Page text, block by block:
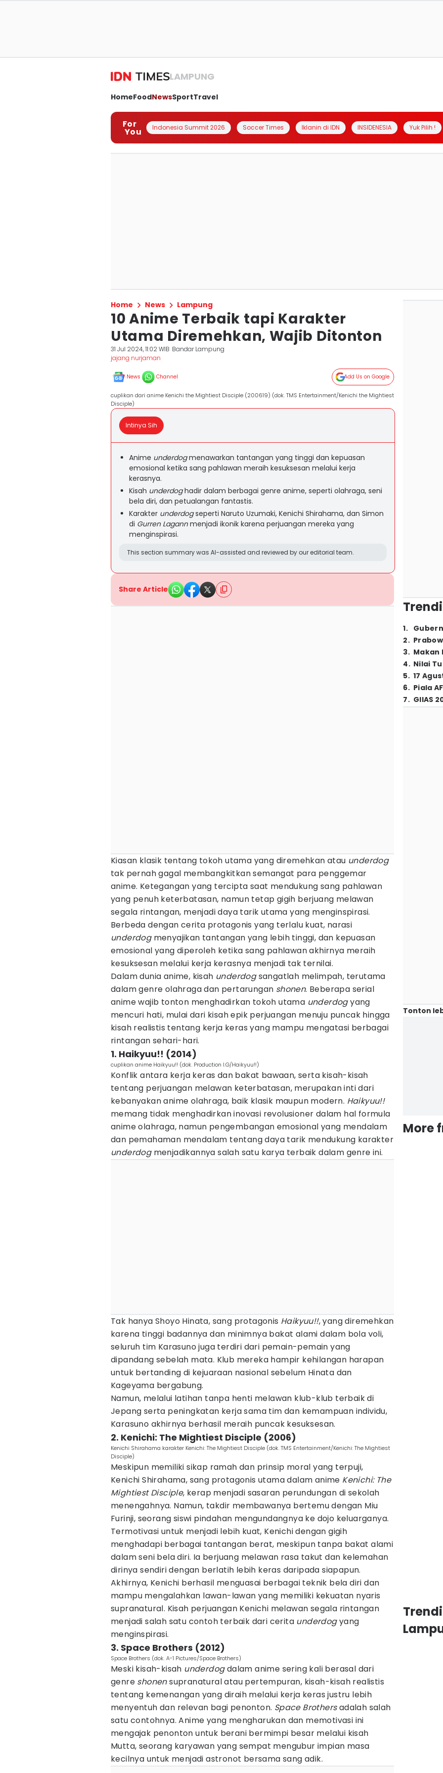
LAMPUNG
HomeFoodNewsSportTravel
For
You Indonesia Summit 2026 Soccer Times Iklanin di IDN INSIDENESIA Yuk Pilih !
Home News Lampung
10 Anime Terbaik tapi Karakter
Utama Diremehkan, Wajib Ditonton
31 Jul 2024, 11:02 WIB Bandar Lampung
jajang nurjaman
News Channel Add Us on Google
cuplikan dari anime Kenichi the Mightiest Disciple (200619) (dok. TMS Entertainment/Kenichi the Mightiest
Disciple)
Intinya Sih
Anime underdogmenawarkan tantangan yang tinggi dan kepuasan
emosional ketika sang pahlawan meraih kesuksesan melalui kerja
kerasnya.
Kisah underdoghadir dalam berbagai genre anime, seperti olahraga, seni
bela diri, dan petualangan fantastis.
Karakter underdogseperti Naruto Uzumaki, Kenichi Shirahama, dan Simon
di Gurren Lagannmenjadi ikonik karena perjuangan mereka yang
menginspirasi.
This section summary was AI-assisted and reviewed by our editorial team.
Share Article
Kiasan klasik tentang tokoh utama yang diremehkan atau underdog
tak pernah gagal membangkitkan semangat para penggemar
anime. Ketegangan yang tercipta saat mendukung sang pahlawan
yang penuh keterbatasan, namun tetap gigih berjuang melawan
segala rintangan, menjadi daya tarik utama yang menginspirasi.
Berbeda dengan cerita protagonis yang terlalu kuat, narasi
underdogmenyajikan tantangan yang lebih tinggi, dan kepuasan
emosional yang diperoleh ketika sang pahlawan akhirnya meraih
kesuksesan melalui kerja kerasnya menjadi tak ternilai.
Dalam dunia anime, kisah underdogsangatlah melimpah, terutama
dalam genre olahraga dan pertarungan shonen. Beberapa serial
anime wajib tonton menghadirkan tokoh utama underdogyang
mencuri hati, mulai dari kisah epik perjuangan menuju puncak hingga
kisah realistis tentang kerja keras yang mampu mengatasi berbagai
rintangan sehari-hari.
1. Haikyuu!! (2014)
cuplikan anime Haikyuu!! (dok. Production I.G/Haikyuu!!)
Konflik antara kerja keras dan bakat bawaan, serta kisah-kisah
tentang perjuangan melawan keterbatasan, merupakan inti dari
kebanyakan anime olahraga, baik klasik maupun modern. Haikyuu!!
memang tidak menghadirkan inovasi revolusioner dalam hal formula
anime olahraga, namun pengembangan emosional yang mendalam
dan pemahaman mendalam tentang daya tarik mendukung karakter
underdogmenjadikannya salah satu karya terbaik dalam genre ini.
Tak hanya Shoyo Hinata, sang protagonis Haikyuu!!, yang diremehkan
karena tinggi badannya dan minimnya bakat alami dalam bola voli,
seluruh tim Karasuno juga terdiri dari pemain-pemain yang
dipandang sebelah mata. Klub mereka hampir kehilangan harapan
untuk bertanding di kejuaraan nasional sebelum Hinata dan
Kageyama bergabung.
Namun, melalui latihan tanpa henti melawan klub-klub terbaik di
Jepang serta peningkatan kerja sama tim dan kemampuan individu,
Karasuno akhirnya berhasil meraih puncak kesuksesan.
2. Kenichi: The Mightiest Disciple (2006)
Kenichi Shirahama karakter Kenichi: The Mightiest Disciple (dok. TMS Entertainment/Kenichi: The Mightiest
Disciple)
Meskipun memiliki sikap ramah dan prinsip moral yang terpuji,
Kenichi Shirahama, sang protagonis utama dalam anime Kenichi: The
Mightiest Disciple, kerap menjadi sasaran perundungan di sekolah
menengahnya. Namun, takdir membawanya bertemu dengan Miu
Furinji, seorang siswi pindahan mengundangnya ke dojo keluarganya.
Termotivasi untuk menjadi lebih kuat, Kenichi dengan gigih
menghadapi berbagai tantangan berat, meskipun tanpa bakat alami
dalam seni bela diri. Ia berjuang melawan rasa takut dan kelemahan
dirinya sendiri dengan berlatih lebih keras daripada siapapun.
Akhirnya, Kenichi berhasil menguasai berbagai teknik bela diri dan
mampu mengalahkan lawan-lawan yang memiliki kekuatan nyaris
supranatural. Kisah perjuangan Kenichi melawan segala rintangan
menjadi salah satu contoh terbaik dari cerita underdogyang
menginspirasi.
3. Space Brothers (2012)
Space Brothers (dok. A-1 Pictures/Space Brothers)
Meski kisah-kisah underdogdalam anime sering kali berasal dari
genre shonensupranatural atau pertempuran, kisah-kisah realistis
tentang kemenangan yang diraih melalui kerja keras justru lebih
menyentuh dan relevan bagi penonton. Space Brothersadalah salah
satu contohnya. Anime yang mengharukan dan memotivasi ini
mengajak penonton untuk berani bermimpi besar melalui kisah
Mutta, seorang karyawan yang sempat mengubur impian masa
kecilnya untuk menjadi astronot bersama sang adik.
1.
2.
3. Makan
4. Nilai
5. 17
6. Piala
7. GIIAS
Tonton
More